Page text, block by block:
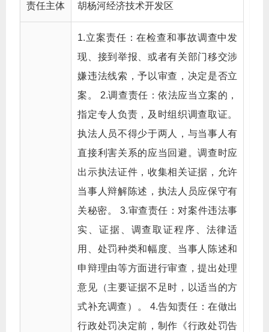
责任主体 胡杨河经济技术开发区
1.立案责任：在检查和事故调查中发
现、接到举报、或者有关部门移交涉
嫌违法线索，予以审查，决定是否立
案。 2.调查责任：依法应当立案的，
指定专人负责，及时组织调查取证。
执法人员不得少于两人，与当事人有
直接利害关系的应当回避。调查时应
出示执法证件，收集相关证据，允许
当事人辩解陈述，执法人员应保守有
关秘密。 3.审查责任：对案件违法事
实、证据、调查取证程序、法律适
用、处罚种类和幅度、当事人陈述和
申辩理由等方面进行审查，提出处理
意见（主要证据不足时，以适当的方
式补充调查）。 4.告知责任：在做出
行政处罚决定前，制作《行政处罚告